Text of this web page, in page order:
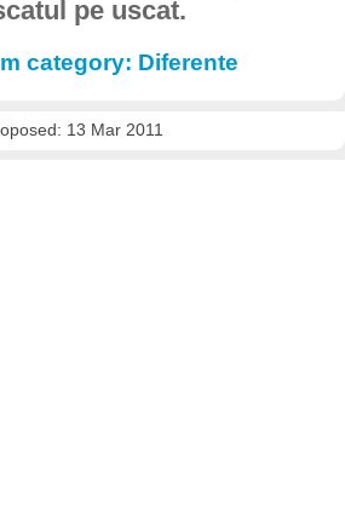
pe uscat.
category: Diferente
13 Mar 2011